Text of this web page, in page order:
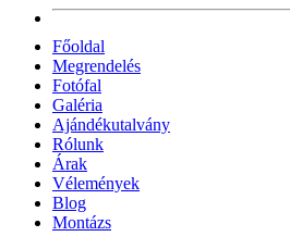
Főoldal
Megrendelés
Fotófal
Galéria
Ajándékutalvány
Rólunk
Árak
Vélemények
Blog
Montázs